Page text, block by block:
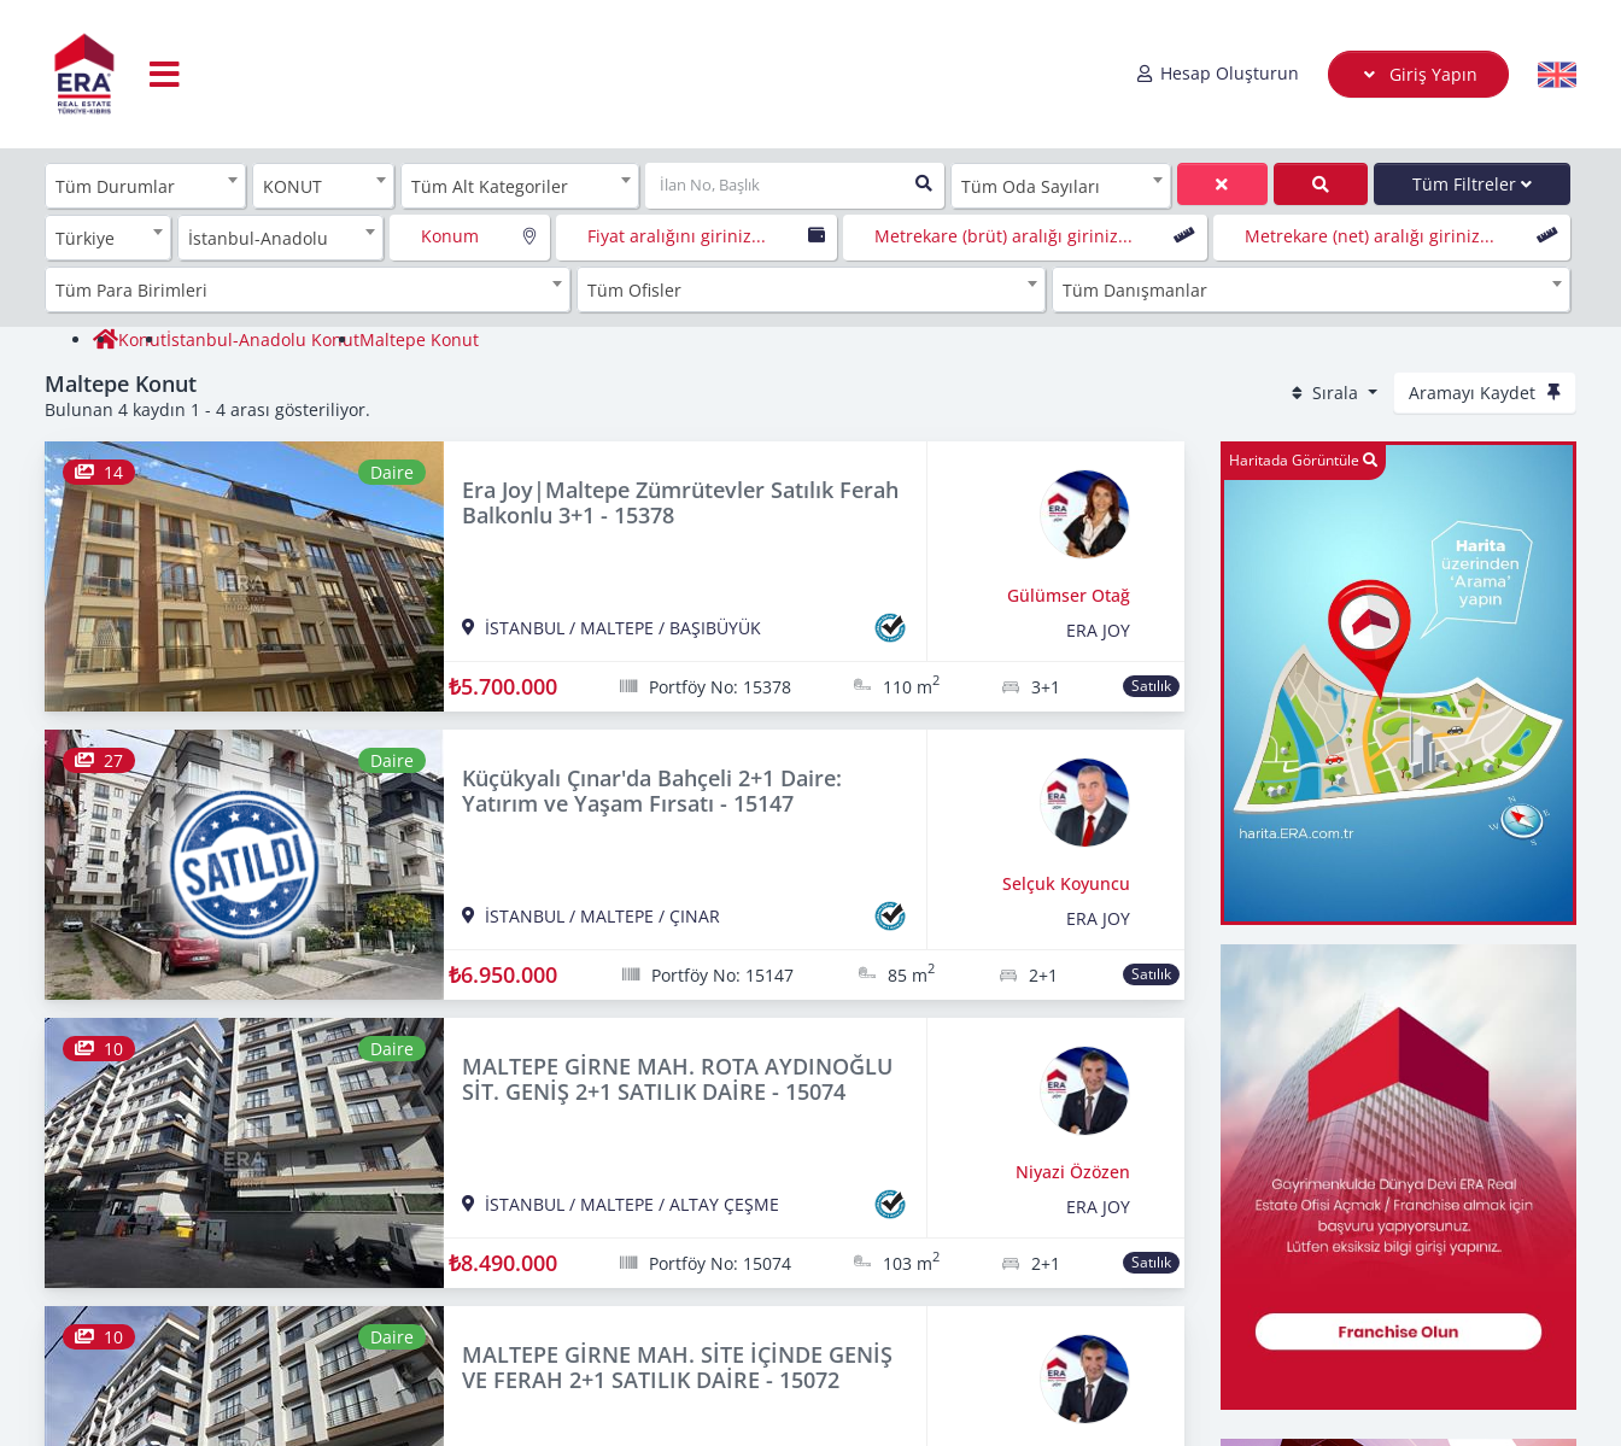
Hesap Oluşturun Giriş Yapın
Tüm Durumlar KONUT Tüm Alt Kategoriler Tüm Oda Sayıları Tüm Filtreler
Türkiye İstanbul-Anadolu Konum Fiyat aralığını giriniz... Metrekare (brüt) aralığı giriniz... Metrekare (net) aralığı giriniz...
Tüm Para Birimleri Tüm Ofisler Tüm Danışmanlar
Konutİstanbul-Anadolu KonutMaltepe Konut
Maltepe Konut
Bulunan 4 kaydın 1 - 4 arası gösteriliyor.
Sırala Aramayı Kaydet
14 Daire
Era Joy|Maltepe Zümrütevler Satılık Ferah
Balkonlu 3+1 - 15378
İSTANBUL / MALTEPE / BAŞIBÜYÜK
Gülümser Otağ
ERA JOY
₺5.700.000 Portföy No: 15378 110 m2 3+1 Satılık
27 Daire
Küçükyalı Çınar'da Bahçeli 2+1 Daire:
Yatırım ve Yaşam Fırsatı - 15147
İSTANBUL / MALTEPE / ÇINAR
Selçuk Koyuncu
ERA JOY
₺6.950.000 Portföy No: 15147 85 m2 2+1 Satılık
10 Daire
MALTEPE GİRNE MAH. ROTA AYDINOĞLU
SİT. GENİŞ 2+1 SATILIK DAİRE - 15074
İSTANBUL / MALTEPE / ALTAY ÇEŞME
Niyazi Özözen
ERA JOY
₺8.490.000 Portföy No: 15074 103 m2 2+1 Satılık
10 Daire
MALTEPE GİRNE MAH. SİTE İÇİNDE GENİŞ
VE FERAH 2+1 SATILIK DAİRE - 15072
Haritada Görüntüle